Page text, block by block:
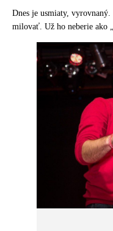
Dnes je usmiaty,
milovať. Už ho neberie ako